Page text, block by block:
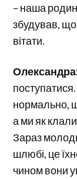
– наша
збудував,
вітати.
нормально,
а ми як
Зараз
шлюбі, це
чином вони